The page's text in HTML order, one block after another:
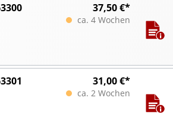
37,50 €*
ca. 4 Wochen
31,00 €*
ca. 2 Wochen